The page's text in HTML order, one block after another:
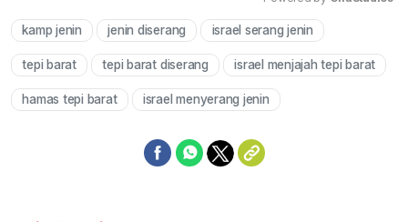
kamp jenin jenin diserang israel serang jenin
tepi barat tepi barat diserang israel menjajah tepi barat
hamas tepi barat israel menyerang jenin